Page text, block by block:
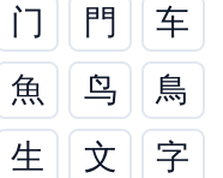
门 門
车
魚 鸟
鳥
生 文
字